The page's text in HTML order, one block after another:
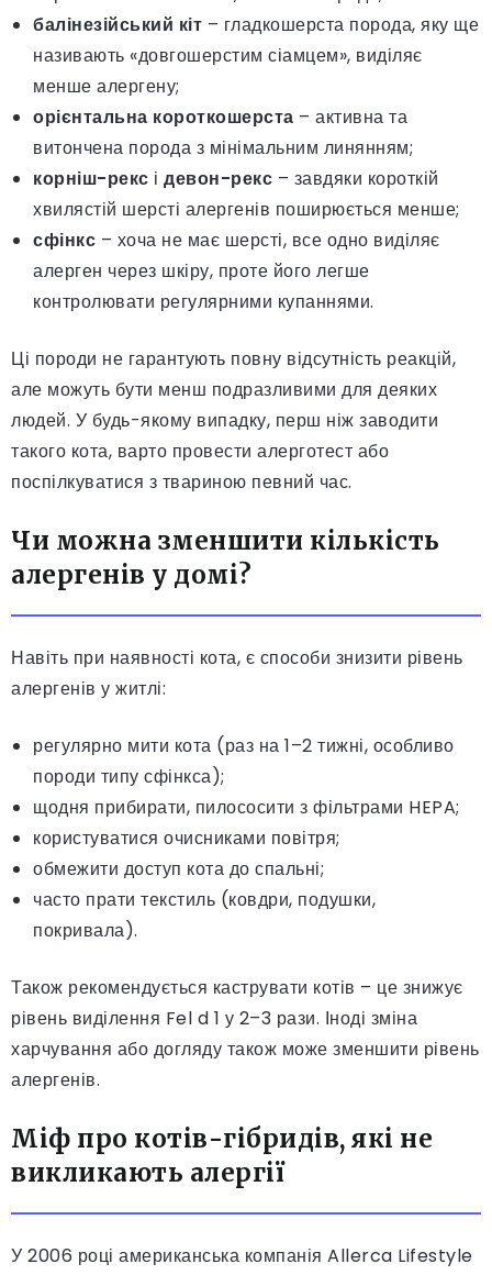
балінезійський кіт – гладкошерста порода, яку ще
називають «довгошерстим сіамцем», виділяє
менше алергену;
орієнтальна короткошерста – активна та
витончена порода з мінімальним линянням;
корніш-рекс і девон-рекс – завдяки короткій
хвилястій шерсті алергенів поширюється менше;
сфінкс – хоча не має шерсті, все одно виділяє
алерген через шкіру, проте його легше
контролювати регулярними купаннями.
Ці породи не гарантують повну відсутність реакцій,
але можуть бути менш подразливими для деяких
людей. У будь-якому випадку, перш ніж заводити
такого кота, варто провести алерготест або
поспілкуватися з твариною певний час.
Чи можна зменшити кількість
алергенів у домі?
Навіть при наявності кота, є способи знизити рівень
алергенів у житлі:
регулярно мити кота (раз на 1–2 тижні, особливо
породи типу сфінкса);
щодня прибирати, пилососити з фільтрами HEPA;
користуватися очисниками повітря;
обмежити доступ кота до спальні;
часто прати текстиль (ковдри, подушки,
покривала).
Також рекомендується каструвати котів – це знижує
рівень виділення Fel d 1 у 2–3 рази. Іноді зміна
харчування або догляду також може зменшити рівень
алергенів.
Міф про котів-гібридів, які не
викликають алергії
У 2006 році американська компанія Allerca Lifestyle